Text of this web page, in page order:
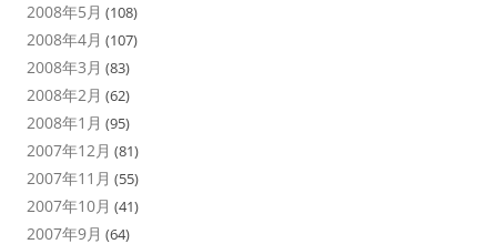
2008年5月 (108)
2008年4月 (107)
2008年3月 (83)
2008年2月 (62)
2008年1月 (95)
2007年12月 (81)
2007年11月 (55)
2007年10月 (41)
2007年9月 (64)